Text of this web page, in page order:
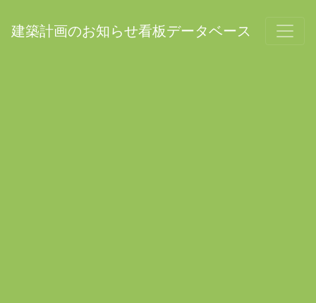
建築計画のお知らせ看板データベース